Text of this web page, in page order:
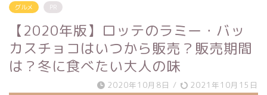
グルメ PR
【2020年版】ロッテのラミー・バッ
カスチョコはいつから販売？販売期間
は？冬に食べたい大人の味
2020年10月8日 / 2021年10月15日